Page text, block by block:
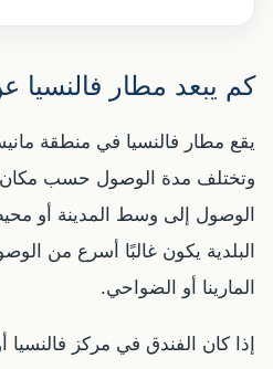
كم يبعد مطار فالنسيا
يقع مطار فالنسيا في منطقة
وتختلف مدة الوصول حسب مكان
الوصول إلى وسط المدينة أو
البلدية يكون غالبًا أسرع من
المارينا أو الضواحي.
إذا كان الفندق في مركز فالنسيا